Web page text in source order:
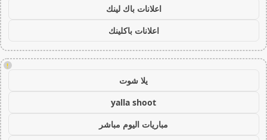
اعلانات باك لينك
اعلانات باكلينك
!
يلا شوت
yalla shoot
مباريات اليوم مباشر